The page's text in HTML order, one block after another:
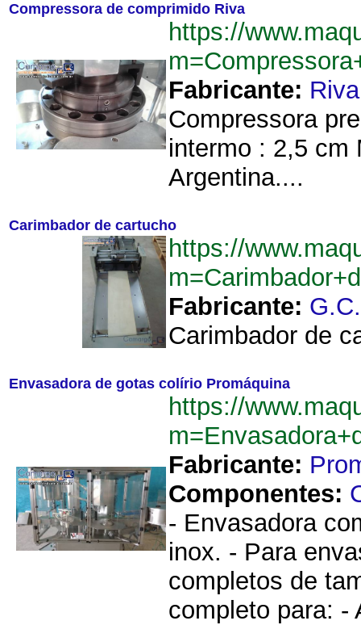
Compressora de comprimido Riva
https://
Fabricante: Riva
Compressora
intermo : 2,5 cm
Argentina....
Carimbador de cartucho
https://
Fabricante:
Carimbador de
Envasadora de gotas colírio Promáquina
https://
Fabricante:
Componentes:
- Envasadora
inox. - Para
completos de
completo para: -